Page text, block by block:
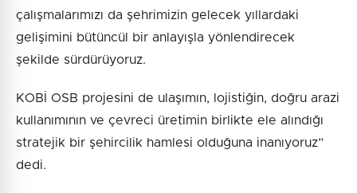
çalışmalarımızı da şehrimizin gelecek yıllardaki
gelişimini bütüncül bir anlayışla yönlendirecek
şekilde sürdürüyoruz.
KOBİ OSB projesini de ulaşımın, lojistiğin, doğru arazi
kullanımının ve çevreci üretimin birlikte ele alındığı
stratejik bir şehircilik hamlesi olduğuna inanıyoruz”
dedi.